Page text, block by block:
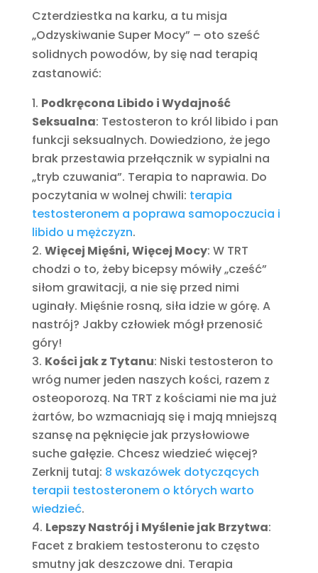
Czterdziestka na karku, a tu misja
„Odzyskiwanie Super Mocy” – oto sześć
solidnych powodów, by się nad terapią
zastanowić:
Podkręcona Libido i Wydajność
Seksualna: Testosteron to król libido i pan
funkcji seksualnych. Dowiedziono, że jego
brak przestawia przełącznik w sypialni na
„tryb czuwania”. Terapia to naprawia. Do
poczytania w wolnej chwili: terapia
testosteronem a poprawa samopoczucia i
libido u mężczyzn.
Więcej Mięśni, Więcej Mocy: W TRT
chodzi o to, żeby bicepsy mówiły „cześć”
siłom grawitacji, a nie się przed nimi
uginały. Mięśnie rosną, siła idzie w górę. A
nastrój? Jakby człowiek mógł przenosić
góry!
Kości jak z Tytanu: Niski testosteron to
wróg numer jeden naszych kości, razem z
osteoporozą. Na TRT z kościami nie ma już
żartów, bo wzmacniają się i mają mniejszą
szansę na pęknięcie jak przysłowiowe
suche gałęzie. Chcesz wiedzieć więcej?
Zerknij tutaj: 8 wskazówek dotyczących
terapii testosteronem o których warto
wiedzieć.
Lepszy Nastrój i Myślenie jak Brzytwa:
Facet z brakiem testosteronu to często
smutny jak deszczowe dni. Terapia